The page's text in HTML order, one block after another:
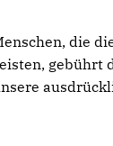
die
gebührt